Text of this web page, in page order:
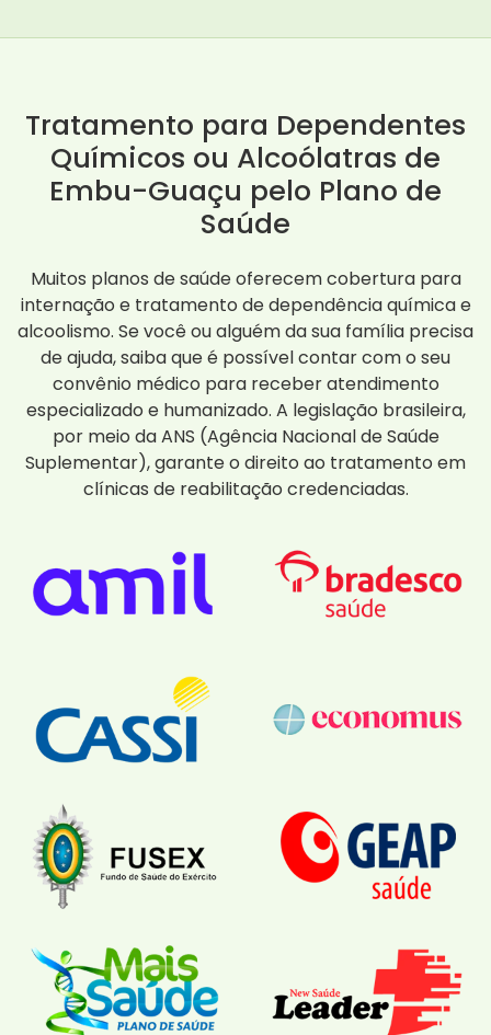
Tratamento para Dependentes
Químicos ou Alcoólatras de
Embu-Guaçu pelo Plano de
Saúde
Muitos planos de saúde oferecem cobertura para
internação e tratamento de dependência química e
alcoolismo. Se você ou alguém da sua família precisa
de ajuda, saiba que é possível contar com o seu
convênio médico para receber atendimento
especializado e humanizado. A legislação brasileira,
por meio da ANS (Agência Nacional de Saúde
Suplementar), garante o direito ao tratamento em
clínicas de reabilitação credenciadas.